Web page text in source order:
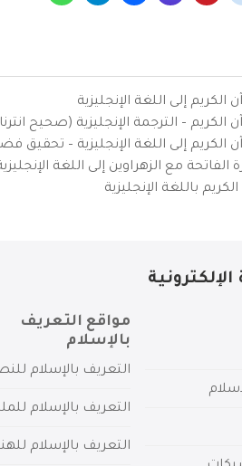
الكريم إلى اللغة الإنجليزية
الكريم – الترجمة الإنجليزية (صحيح
الكريم إلى اللغة الإنجليزية – تحقيق
مع الزهراوين إلى اللغة
باللغة الإنجليزية
مواقع التعريف
بالإسلام
التعريف بالإسلام
التعريف بالإسلام
التعريف بالإسلام